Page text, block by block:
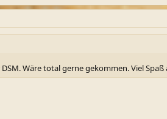
Wäre total gerne gekommen. Viel